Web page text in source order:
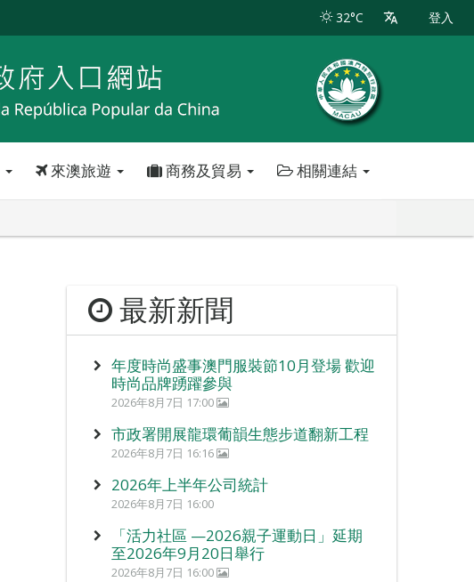
32°C 登入
來澳旅遊 商務及貿易 相關連結
最新新聞
年度時尚盛事澳門服裝節10月登場 歡迎
時尚品牌踴躍參與
2026年8月7日 17:00
市政署開展龍環葡韻生態步道翻新工程
2026年8月7日 16:16
2026年上半年公司統計
2026年8月7日 16:00
「活力社區 —2026親子運動日」延期
至2026年9月20日舉行
2026年8月7日 16:00